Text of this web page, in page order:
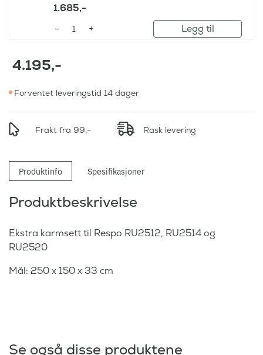
1.685,-
Legg til
4.195,-
Forventet leveringstid 14 dager
Frakt fra 99,- Rask levering
Produktinfo Spesifikasjoner
Produktbeskrivelse
Ekstra karmsett til Respo RU2512, RU2514 og
RU2520
Mål: 250 x 150 x 33 cm
Se også disse produktene